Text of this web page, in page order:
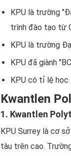
KPU là trường
trình đào tạo từ
KPU là trường
KPU đã giành
KPU có tỉ lệ học
Kwantlen
1. Kwantlen
KPU Surrey là cơ
tàu trên cao.